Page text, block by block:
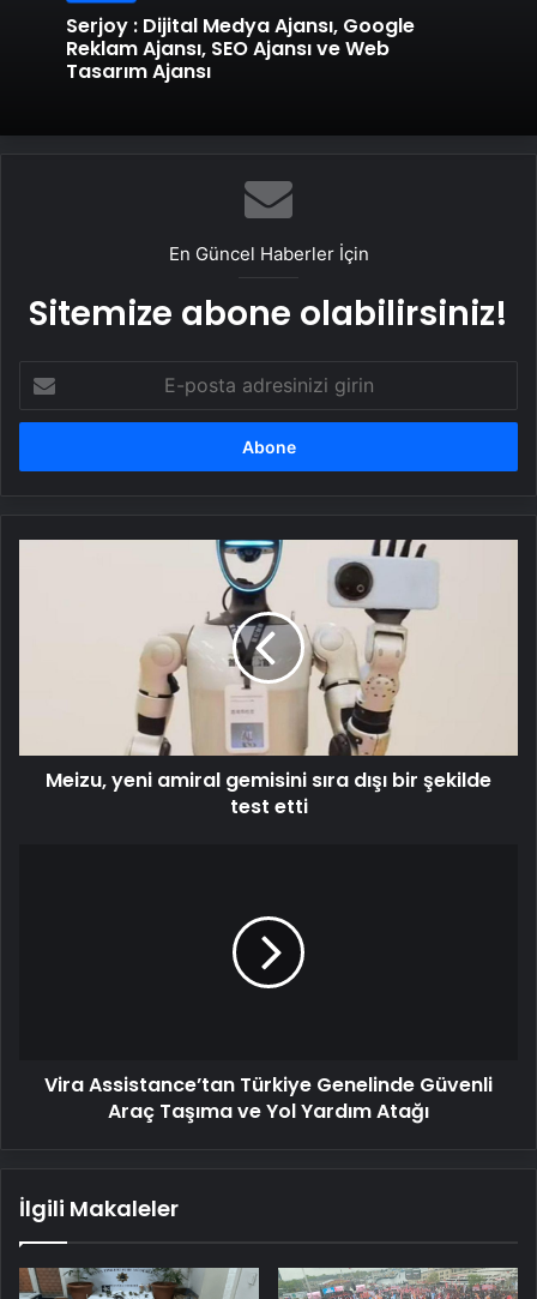
Serjoy : Dijital Medya Ajansı, Google
Reklam Ajansı, SEO Ajansı ve Web
Tasarım Ajansı
En Güncel Haberler İçin
Sitemize abone olabilirsiniz!
posta
adresinizi
test
Meizu, yeni amiral gemisini sıra dışı bir şekilde
test etti
Yardım
Vira Assistance’tan Türkiye Genelinde Güvenli
Araç Taşıma ve Yol Yardım Atağı
İlgili Makaleler